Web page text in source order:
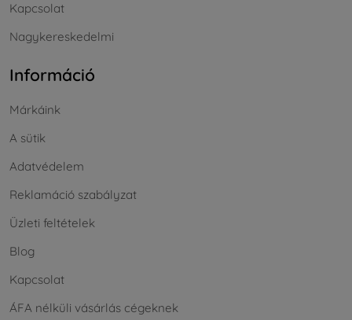
Kapcsolat
Nagykereskedelmi
Információ
Márkáink
A sütik
Adatvédelem
Reklamáció szabályzat
Üzleti feltételek
Blog
Kapcsolat
ÁFA nélküli vásárlás cégeknek